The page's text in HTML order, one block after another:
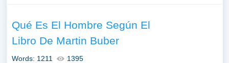
Qué Es El Hombre Según El
Libro De Martin Buber
Words: 1211 1395